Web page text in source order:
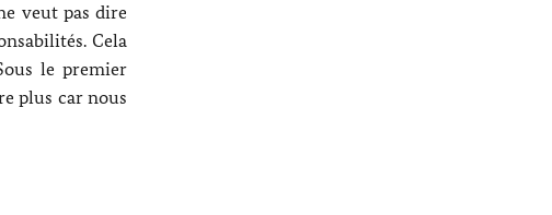
veut pas dire
Cela
le premier
plus car nous